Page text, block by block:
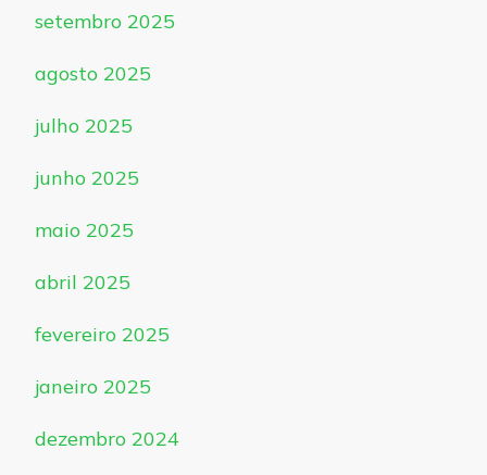
setembro 2025
agosto 2025
julho 2025
junho 2025
maio 2025
abril 2025
fevereiro 2025
janeiro 2025
dezembro 2024